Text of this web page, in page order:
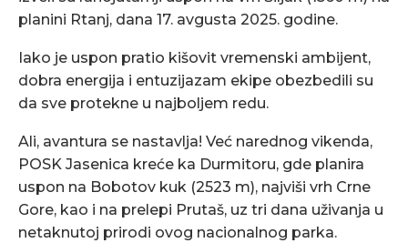
planini Rtanj, dana 17. avgusta 2025. godine.
Iako je uspon pratio kišovit vremenski ambijent,
dobra energija i entuzijazam ekipe obezbedili su
da sve protekne u najboljem redu.
Ali, avantura se nastavlja! Već narednog vikenda,
POSK Jasenica kreće ka Durmitoru, gde planira
uspon na Bobotov kuk (2523 m), najviši vrh Crne
Gore, kao i na prelepi Prutaš, uz tri dana uživanja u
netaknutoj prirodi ovog nacionalnog parka.